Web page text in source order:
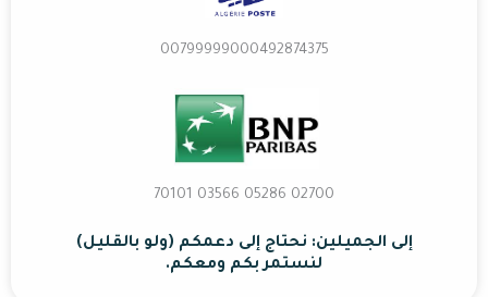
00799999000492874375
02700 70101 03566 05286
إلى الجميلين: نحتاج إلى دعمكم (ولو بالقليل)
لنستمر بكم ومعكم.